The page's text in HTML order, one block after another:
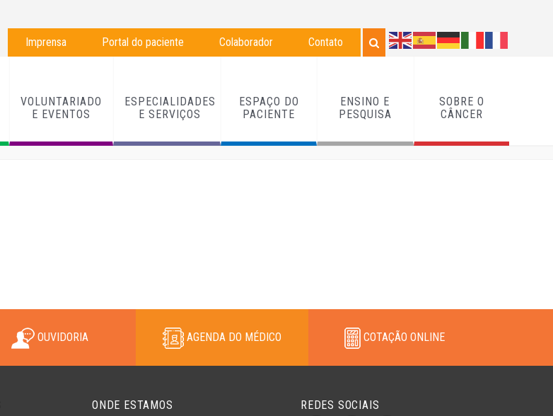
Imprensa Portal do paciente Colaborador Contato
VOLUNTARIADO
E EVENTOS
ESPECIALIDADES
E SERVIÇOS
ESPAÇO DO
PACIENTE
ENSINO E
PESQUISA
SOBRE O
CÂNCER
OUVIDORIA AGENDA DO MÉDICO COTAÇÃO ONLINE
ONDE ESTAMOS
REDES SOCIAIS